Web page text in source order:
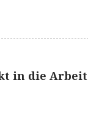
in die Arbeit